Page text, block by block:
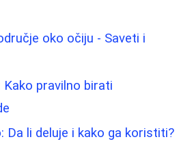
oko očiju - Saveti i
Kako pravilno birati
Da li deluje i kako ga koristiti?